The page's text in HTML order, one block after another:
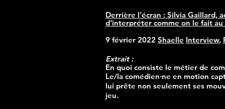
Derrière l’écran : Silvia Gaillard,
d’interpréter comme on le fait
9 février 2022 Shaelle Interview,
Extrait :
En quoi consiste le métier de
Le/la comédien·ne en motion
lui prête non seulement ses
jeu.